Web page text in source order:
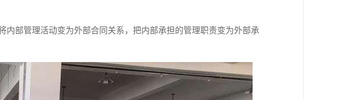
部管理活动变为外部合同关系，把内部承担的管理职责变为外部承